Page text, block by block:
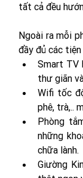
tất cả đều
Ngoài ra mỗi
đầy đủ các
Smart TV
thư giãn
Wifi tốc
phê, trà,..
Phòng
những
chữa lành.
Giường